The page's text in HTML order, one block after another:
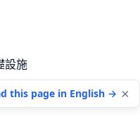
設施
做到一定規模。
this page in English → ×